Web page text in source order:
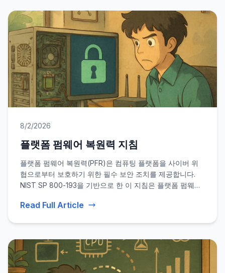
8/2/2026
플랫폼 펌웨어 복원력 지침
플랫폼 펌웨어 복원력(PFR)은 컴퓨팅 플랫폼을 사이버 위
협으로부터 보호하기 위한 필수 보안 조치를 제공합니다.
NIST SP 800-193을 기반으로 한 이 지침은 플랫폼 펌웨어
합니다.
Read Full Article